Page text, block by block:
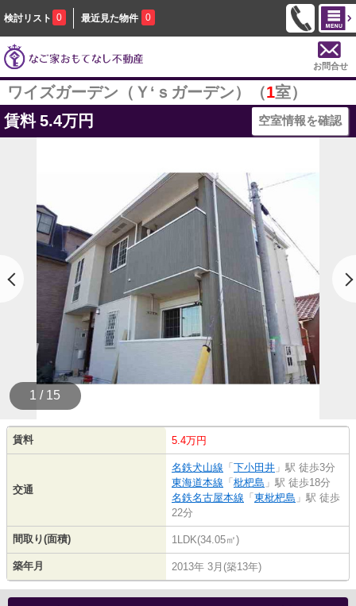
検討リスト 0 最近見た物件 0
お問合せ
ワイズガーデン（Ｙ‘ｓガーデン）（1室）
賃料 5.4万円 空室情報を確認
1 / 15
賃料 5.4万円
交通
名鉄犬山線 「 下小田井 」駅 徒歩3分
東海道本線 「 枇杷島 」駅 徒歩18分
名鉄名古屋本線 「 東枇杷島 」駅 徒歩
22分
間取り(面積) 1LDK(34.05㎡)
築年月 2013年 3月(築13年)